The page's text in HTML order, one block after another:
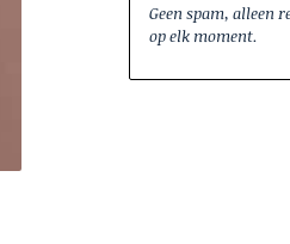
Geen spam, alleen
op elk moment.